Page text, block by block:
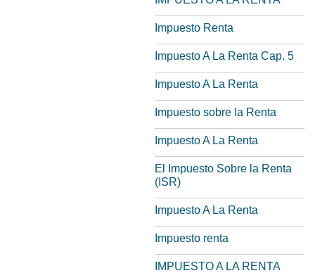
Impuesto Renta
Impuesto A La Renta Cap. 5
Impuesto A La Renta
Impuesto sobre la Renta
Impuesto A La Renta
El Impuesto Sobre la Renta
(ISR)
Impuesto A La Renta
Impuesto renta
IMPUESTO A LA RENTA